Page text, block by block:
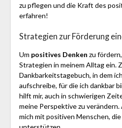
zu pflegen und die Kraft des
erfahren!
Strategien zur Förderung
Um positives Denken zu
Strategien in meinem Alltag ein.
Dankbarkeitstagebuch, in dem
aufschreibe, für die ich dankbar
hilft mir, auch in schwierigen
meine Perspektive zu
mich mit positiven Menschen,